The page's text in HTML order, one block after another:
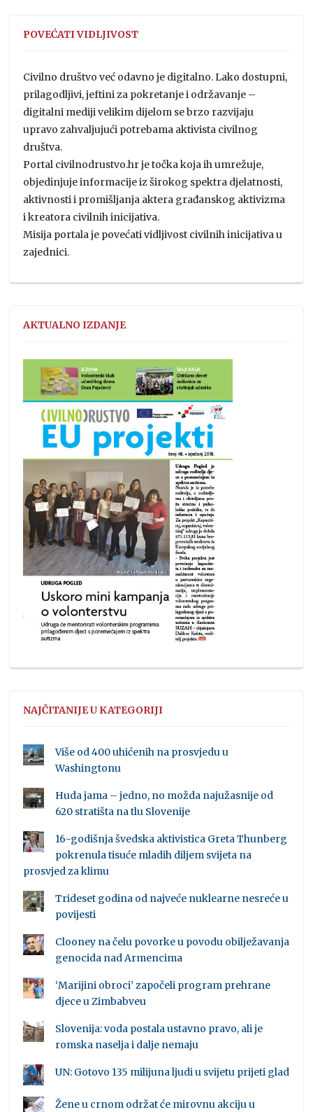
POVEĆATI VIDLJIVOST
Civilno društvo već odavno je digitalno. Lako dostupni,
prilagodljivi, jeftini za pokretanje i održavanje –
digitalni mediji velikim dijelom se brzo razvijaju
upravo zahvaljujući potrebama aktivista civilnog
društva.
Portal civilnodrustvo.hr je točka koja ih umrežuje,
objedinjuje informacije iz širokog spektra djelatnosti,
aktivnosti i promišljanja aktera građanskog aktivizma
i kreatora civilnih inicijativa.
Misija portala je povećati vidljivost civilnih inicijativa u
zajednici.
AKTUALNO IZDANJE
NAJČITANIJE U KATEGORIJI
Više od 400 uhićenih na prosvjedu u
Washingtonu
Huda jama – jedno, no možda najužasnije od
620 stratišta na tlu Slovenije
16-godišnja švedska aktivistica Greta Thunberg
pokrenula tisuće mladih diljem svijeta na
prosvjed za klimu
Trideset godina od najveće nuklearne nesreće u
povijesti
Clooney na čelu povorke u povodu obilježavanja
genocida nad Armencima
‘Marijini obroci’ započeli program prehrane
djece u Zimbabveu
Slovenija: voda postala ustavno pravo, ali je
romska naselja i dalje nemaju
UN: Gotovo 135 milijuna ljudi u svijetu prijeti glad
Žene u crnom održat će mirovnu akciju u